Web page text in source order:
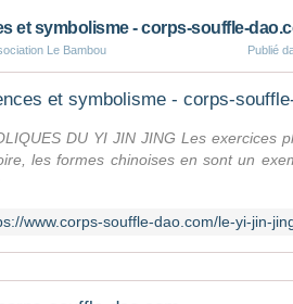
et symbolisme - corps-souffle-
Le Bambou Publié
et symbolisme - corps-
DU YI JIN JING Les exercices
les formes chinoises en sont un
www.corps-souffle-dao.com/le-yi-jin-